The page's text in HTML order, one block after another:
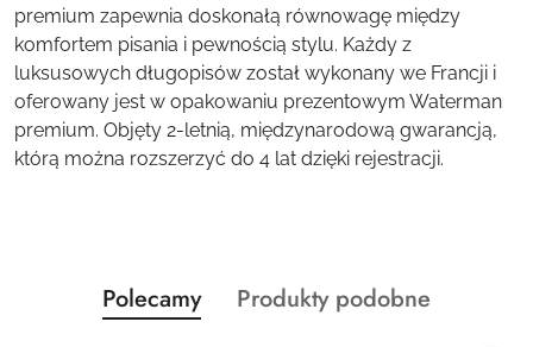
premium zapewnia doskonałą równowagę między
komfortem pisania i pewnością stylu. Każdy z
luksusowych długopisów został wykonany we Francji i
oferowany jest w opakowaniu prezentowym Waterman
premium. Objęty 2-letnią, międzynarodową gwarancją,
którą można rozszerzyć do 4 lat dzięki rejestracji.
Pomiń karuzelę produktów
Produkty
o
Polecamy
Produkty
Produkty podobne